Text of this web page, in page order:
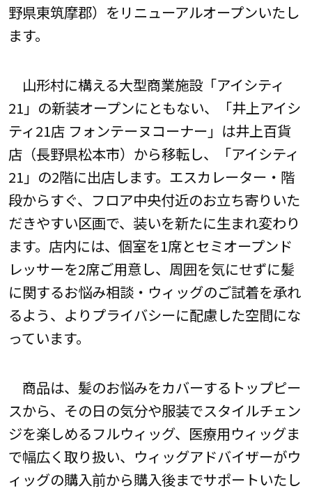
野県東筑摩郡）をリニューアルオープンいたし
ます。
山形村に構える大型商業施設「アイシティ
21」の新装オープンにともない、「井上アイシ
ティ21店 フォンテーヌコーナー」は井上百貨
店（長野県松本市）から移転し、「アイシティ
21」の2階に出店します。エスカレーター・階
段からすぐ、フロア中央付近のお立ち寄りいた
だきやすい区画で、装いを新たに生まれ変わり
ます。店内には、個室を1席とセミオープンド
レッサーを2席ご用意し、周囲を気にせずに髪
に関するお悩み相談・ウィッグのご試着を承れ
るよう、よりプライバシーに配慮した空間にな
っています。
商品は、髪のお悩みをカバーするトップピー
スから、その日の気分や服装でスタイルチェン
ジを楽しめるフルウィッグ、医療用ウィッグま
で幅広く取り扱い、ウィッグアドバイザーがウ
ィッグの購入前から購入後までサポートいたし